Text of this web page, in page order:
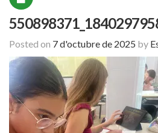
Posted on 7 d'octubre de 2025 by